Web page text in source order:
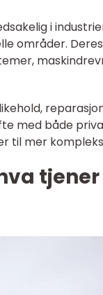
i
områder.
med både
til mer